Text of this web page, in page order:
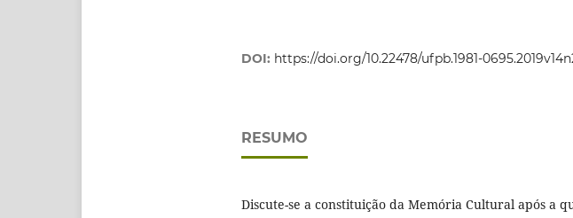
DOI: https://doi.org/10.22478/ufpb.1981-
RESUMO
Discute-se a constituição da Memória Cultural após a